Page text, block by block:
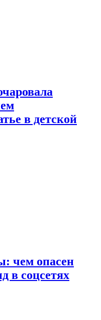
в детской
чем опасен
в соцсетях